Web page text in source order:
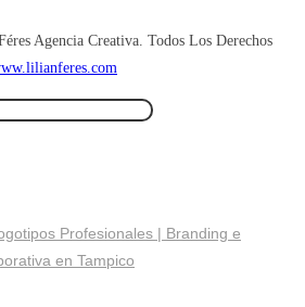
Agencia Creativa. Todos Los Derechos
Profesionales | Branding e
en Tampico